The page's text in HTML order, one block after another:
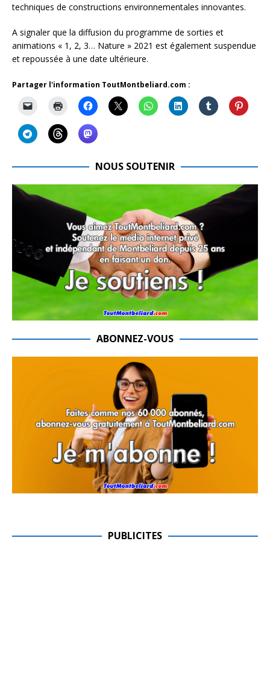
techniques de constructions environnementales innovantes.
A signaler que la diffusion du programme de sorties et
animations « 1, 2, 3… Nature » 2021 est également suspendue
et repoussée à une date ultérieure.
Partager l'information ToutMontbeliard.com :
NOUS SOUTENIR
ABONNEZ-VOUS
PUBLICITES